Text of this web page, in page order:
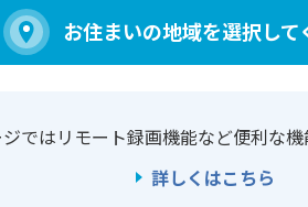
お住まいの地域を選択して
ではリモート録画機能など便利な機
詳しくはこちら